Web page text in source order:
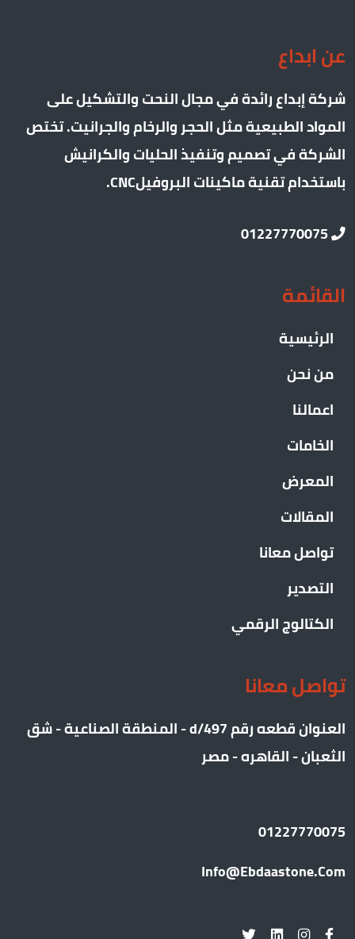
عن ابداع
شركة إبداع رائدة في مجال النحت والتشكيل على
المواد الطبيعية مثل الحجر والرخام والجرانيت. تختص
الشركة في تصميم وتنفيذ الحليات والكرانيش
باستخدام تقنية ماكينات البروفيلCNC.
01227770075
القائمة
الرئيسية
من نحن
اعمالنا
الخامات
المعرض
المقالات
تواصل معانا
التصدير
الكتالوج الرقمي
تواصل معانا
العنوان قطعه رقم 497/d - المنطقة الصناعية - شق
الثعبان - القاهره - مصر
01227770075
Info@ebdaastone.com